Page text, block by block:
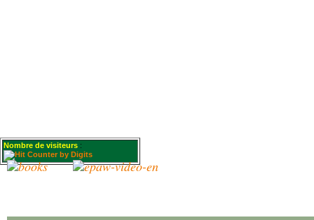
Nombre de visiteurs :